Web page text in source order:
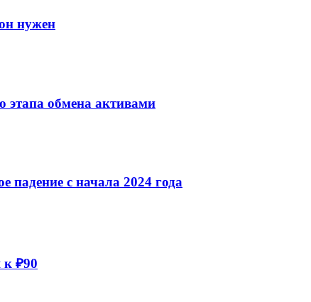
нужен
этапа обмена активами
падение с начала 2024 года
₽90